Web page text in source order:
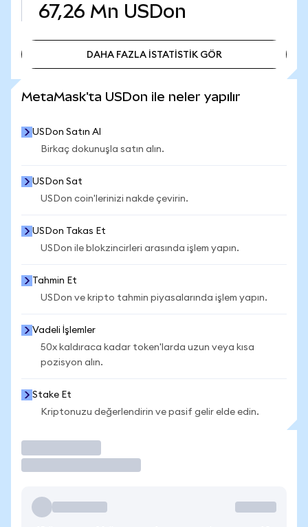
67,26 Mn USDon
DAHA FAZLA İSTATİSTİK GÖR
MetaMask'ta USDon ile neler yapılır
USDon Satın Al
Birkaç dokunuşla satın alın.
USDon Sat
USDon coin'lerinizi nakde çevirin.
USDon Takas Et
USDon ile blokzincirleri arasında işlem yapın.
Tahmin Et
USDon ve kripto tahmin piyasalarında işlem yapın.
Vadeli İşlemler
50x kaldıraca kadar token'larda uzun veya kısa
pozisyon alın.
Stake Et
Kriptonuzu değerlendirin ve pasif gelir elde edin.